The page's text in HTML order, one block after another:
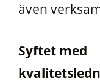
även
Syftet med